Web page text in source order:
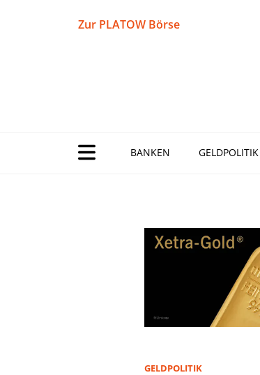
Zur PLATOW Börse
BANKEN GELDPOLITIK
GELDPOLITIK